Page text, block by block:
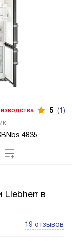
4835
5 (1)
Liebherr в
19 отзывов